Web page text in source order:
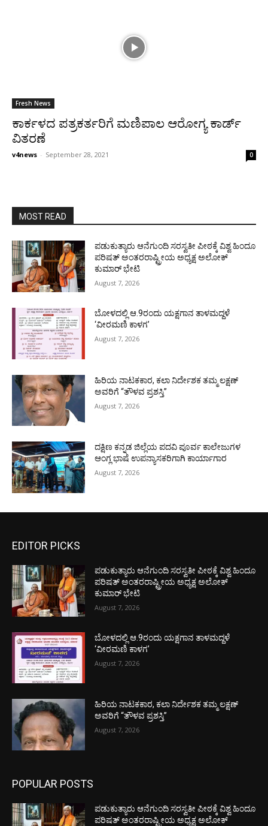
Fresh News
ಕಾರ್ಕಳದ ಪತ್ರಕರ್ತರಿಗೆ ಮಣಿಪಾಲ ಆರೋಗ್ಯ ಕಾರ್ಡ್
ವಿತರಣೆ
v4news - September 28, 2021 0
MOST READ
ಪಡುಕುತ್ಯಾರು ಆನೆಗುಂದಿ ಸರಸ್ವತೀ ಪೀಠಕ್ಕೆ ವಿಶ್ವ ಹಿಂದೂ
ಪರಿಷತ್ ಅಂತರರಾಷ್ಟ್ರೀಯ ಅಧ್ಯಕ್ಷ ಅಲೋಕ್
ಕುಮಾರ್ ಭೇಟಿ
August 7, 2026
ಬೋಳದಲ್ಲಿ ಆ.9ರಂದು ಯಕ್ಷಗಾನ ತಾಳಮದ್ದಳೆ
‘ವೀರಮಣಿ ಕಾಳಗ’
August 7, 2026
ಹಿರಿಯ ನಾಟಕಕಾರ, ಕಲಾ ನಿರ್ದೇಶಕ ತಮ್ಮ ಲಕ್ಷಣ್
ಅವರಿಗೆ “ತೌಳವ ಪ್ರಶಸ್ತಿ”
August 7, 2026
ದಕ್ಷಿಣ ಕನ್ನಡ ಜಿಲ್ಲೆಯ ಪದವಿ ಪೂರ್ವ ಕಾಲೇಜುಗಳ
ಆಂಗ್ಲ ಭಾಷೆ ಉಪನ್ಯಾಸಕರಿಗಾಗಿ ಕಾರ್ಯಾಗಾರ
August 7, 2026
EDITOR PICKS
ಪಡುಕುತ್ಯಾರು ಆನೆಗುಂದಿ ಸರಸ್ವತೀ ಪೀಠಕ್ಕೆ ವಿಶ್ವ ಹಿಂದೂ
ಪರಿಷತ್ ಅಂತರರಾಷ್ಟ್ರೀಯ ಅಧ್ಯಕ್ಷ ಅಲೋಕ್
ಕುಮಾರ್ ಭೇಟಿ
August 7, 2026
ಬೋಳದಲ್ಲಿ ಆ.9ರಂದು ಯಕ್ಷಗಾನ ತಾಳಮದ್ದಳೆ
‘ವೀರಮಣಿ ಕಾಳಗ’
August 7, 2026
ಹಿರಿಯ ನಾಟಕಕಾರ, ಕಲಾ ನಿರ್ದೇಶಕ ತಮ್ಮ ಲಕ್ಷಣ್
ಅವರಿಗೆ “ತೌಳವ ಪ್ರಶಸ್ತಿ”
August 7, 2026
POPULAR POSTS
ಪಡುಕುತ್ಯಾರು ಆನೆಗುಂದಿ ಸರಸ್ವತೀ ಪೀಠಕ್ಕೆ ವಿಶ್ವ ಹಿಂದೂ
ಪರಿಷತ್ ಅಂತರರಾಷ್ಟ್ರೀಯ ಅಧ್ಯಕ್ಷ ಅಲೋಕ್